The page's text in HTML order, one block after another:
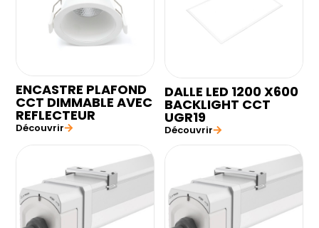
ENCASTRE PLAFOND
CCT DIMMABLE AVEC
REFLECTEUR
Découvrir
DALLE LED 1200 X600
BACKLIGHT CCT
UGR19
Découvrir